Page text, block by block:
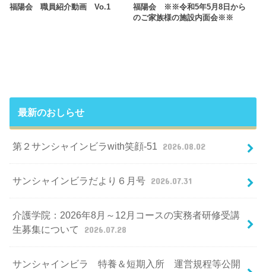
福陽会 職員紹介動画 Vo.1
福陽会 ※※令和5年5月8日から
のご家族様の施設内面会※※
最新のおしらせ
第２サンシャインビラwith笑顔-51 2026.08.02
サンシャインビラだより６月号 2026.07.31
介護学院：2026年8月～12月コースの実務者研修受講
生募集について
2026.07.28
サンシャインビラ 特養＆短期入所 運営規程等公開